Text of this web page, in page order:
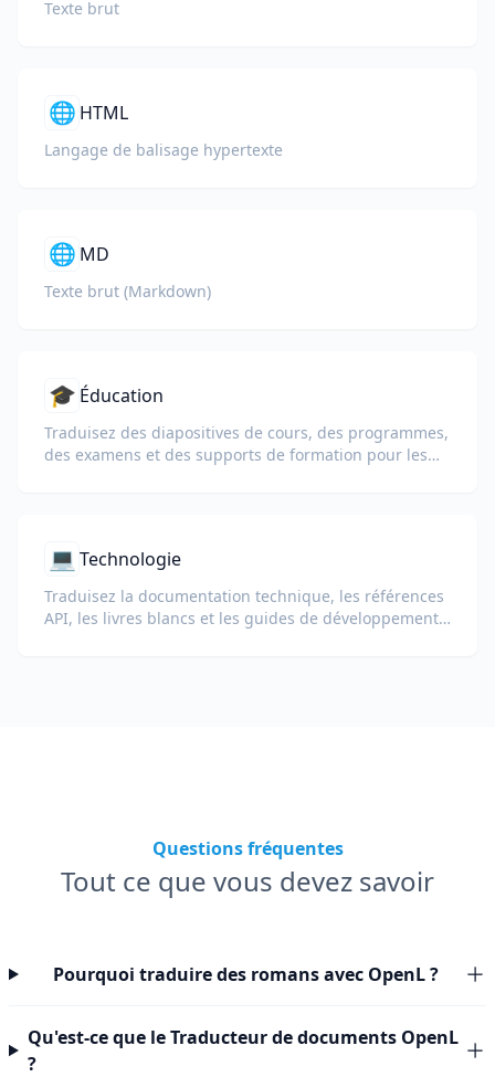
Texte brut
🌐 HTML
Langage de balisage hypertexte
🌐 MD
Texte brut (Markdown)
🎓 Éducation
Traduisez des diapositives de cours, des programmes,
des examens et des supports de formation pour les
💻 Technologie
Traduisez la documentation technique, les références
API, les livres blancs et les guides de développement
Questions fréquentes
Tout ce que vous devez savoir
Pourquoi traduire des romans avec OpenL ?
Qu'est-ce que le Traducteur de documents OpenL
?